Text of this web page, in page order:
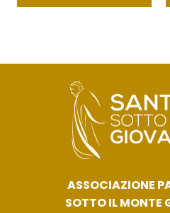
ASSOCIAZIONE
SOTTO IL MONTE